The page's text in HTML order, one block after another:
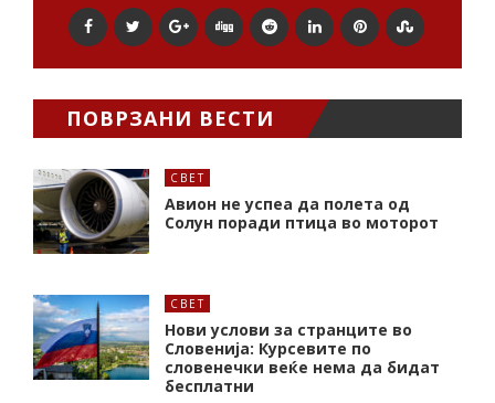
ПОВРЗАНИ ВЕСТИ
СВЕТ
Авион не успеа да полета од
Солун поради птица во моторот
СВЕТ
Нови услови за странците во
Словенија: Курсевите по
словенечки веќе нема да бидат
бесплатни